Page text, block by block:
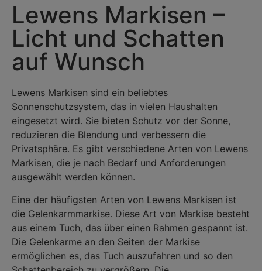
Lewens Markisen –
Licht und Schatten
auf Wunsch
Lewens Markisen sind ein beliebtes
Sonnenschutzsystem, das in vielen Haushalten
eingesetzt wird. Sie bieten Schutz vor der Sonne,
reduzieren die Blendung und verbessern die
Privatsphäre. Es gibt verschiedene Arten von Lewens
Markisen, die je nach Bedarf und Anforderungen
ausgewählt werden können.
Eine der häufigsten Arten von Lewens Markisen ist
die Gelenkarmmarkise. Diese Art von Markise besteht
aus einem Tuch, das über einen Rahmen gespannt ist.
Die Gelenkarme an den Seiten der Markise
ermöglichen es, das Tuch auszufahren und so den